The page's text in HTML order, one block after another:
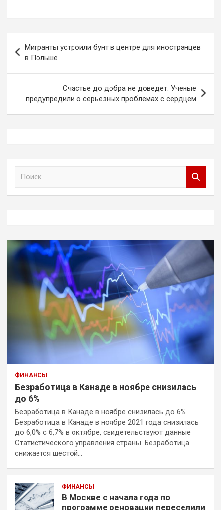
по
записям
Мигранты устроили бунт в центре для иностранцев
в Польше
Счастье до добра не доведет. Ученые
предупредили о серьезных проблемах с сердцем
ФИНАНСЫ
Безработица в Канаде в ноябре снизилась
до 6%
Безработица в Канаде в ноябре снизилась до 6%
Безработица в Канаде в ноябре 2021 года снизилась
до 6,0% с 6,7% в октябре, свидетельствуют данные
Статистического управления страны. Безработица
снижается шестой…
ФИНАНСЫ
В Москве с начала года по
программе реновации переселили